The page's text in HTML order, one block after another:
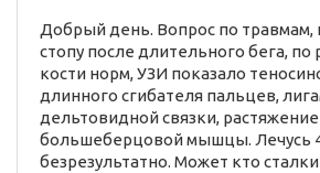
Добрый день. Вопрос по травмам,
стопу после длительного бега, по
кости норм, УЗИ показало
длинного сгибателя пальцев,
дельтовидной связки, растяжение
большеберцовой мышцы. Лечусь
безрезультатно. Может кто